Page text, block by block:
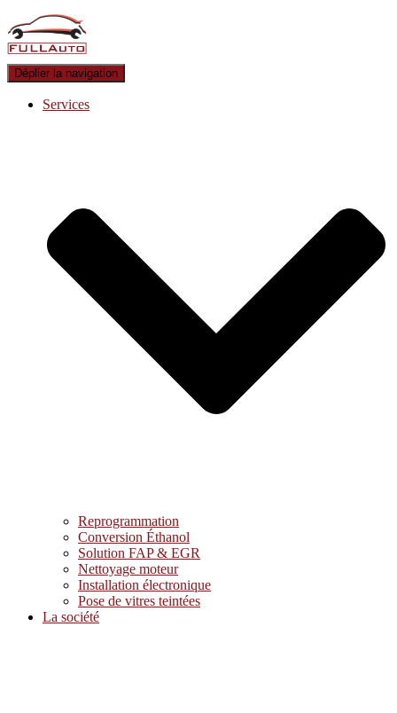
Déplier la navigation
Services
Reprogrammation
Conversion Éthanol
Solution FAP & EGR
Nettoyage moteur
Installation électronique
Pose de vitres teintées
La société